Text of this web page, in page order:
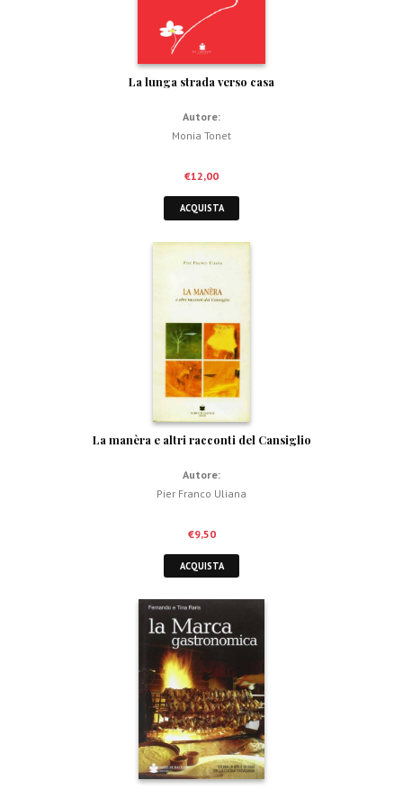
La lunga strada verso casa
Autore:
Monia Tonet
€12,00
ACQUISTA
La manèra e altri racconti del Cansiglio
Autore:
Pier Franco Uliana
€9,50
ACQUISTA